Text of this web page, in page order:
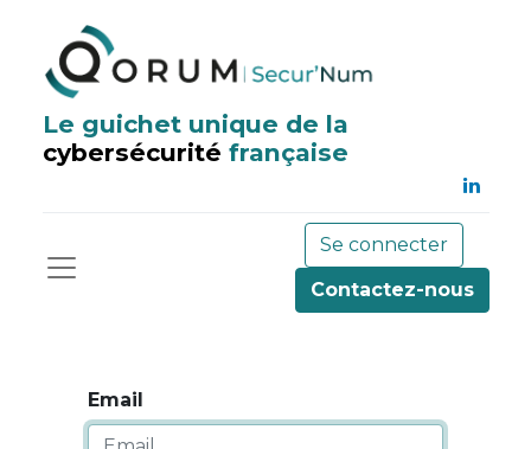
Le guichet unique de la
cybersécurité française
Se connecter
Contactez-nous
Email